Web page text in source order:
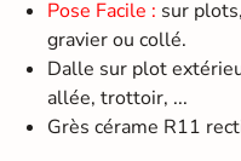
Pose Facile : sur
gravier ou collé.
Dalle sur plot
allée, trottoir, ...
Grès cérame R11